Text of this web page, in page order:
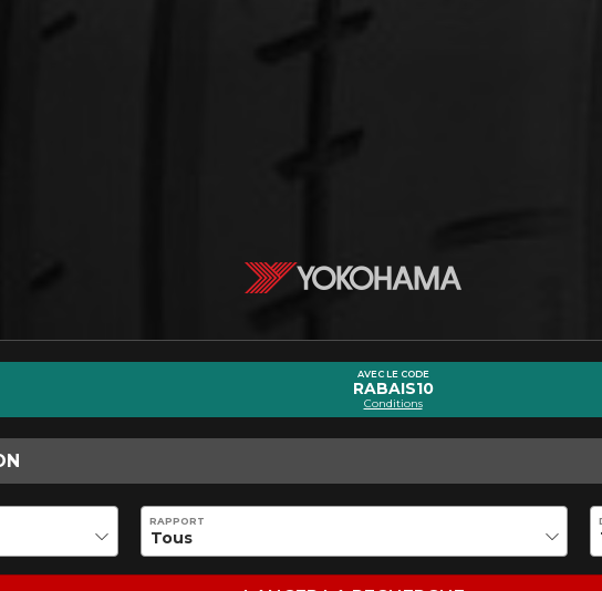
AVEC LE CODE
RABAIS10
Conditions
RAPPORT